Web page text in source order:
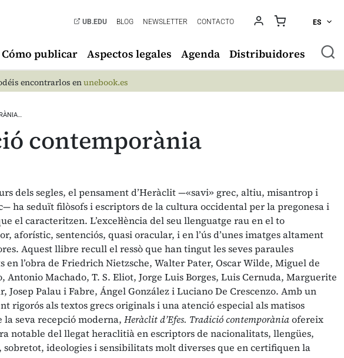
UB.EDU BLOG NEWSLETTER CONTACTO ES
Cómo publicar Aspectos legales Agenda Distribuidores
encontrarlos enunebook.es
contemporània
dels segles, el pensament d’Heràclit —«savi» grec, altiu, misantrop i
ha seduït filòsofs i escriptors de la cultura occidental per la pregonesa i
el caracteritzen. L’excel·lència del seu llenguatge rau en el to
aforístic, sentenciós, quasi oracular, i en l’ús d’unes imatges altament
Aquest llibre recull el ressò que han tingut les seves paraules
en l’obra de Friedrich Nietzsche, Walter Pater, Oscar Wilde, Miguel de
Antonio Machado, T. S. Eliot, Jorge Luis Borges, Luis Cernuda, Marguerite
Josep Palau i Fabre, Ángel González i Luciano De Crescenzo. Amb un
rigorós als textos grecs originals i una atenció especial als matisos
la seva recepció moderna, Heràclit d’Efes. Tradició contemporàniaofereix
notable del llegat heraclitià en escriptors de nacionalitats, llengües,
sobretot, ideologies i sensibilitats molt diverses que en certifiquen la